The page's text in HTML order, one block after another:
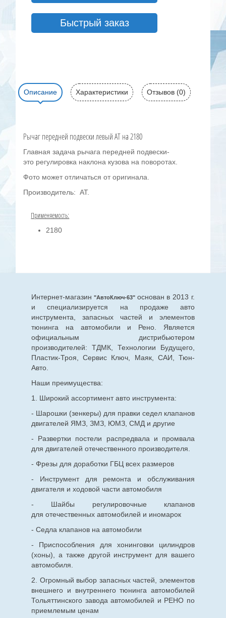
Быстрый заказ
Описание Характеристики Отзывов (0)
Рычаг передней подвески левый AT на 2180
Главная задача рычага передней подвески-
это регулировка наклона кузова на поворотах.
Фото может отличаться от оригинала.
Производитель: AT.
Применяемость:
2180
Интернет-магазин "АвтоКлюч-63" основан в 2013 г.
и специализируется на продаже авто
инструмента, запасных частей и элементов
тюнинга на автомобили и Рено. Является
официальным дистрибьютером
производителей: ТДМК, Технологии Будущего,
Пластик-Троя, Сервис Ключ, Маяк, САИ, Тюн-
Авто.
Наши преимущества:
1. Широкий ассортимент авто инструмента:
- Шарошки (зенкеры) для правки седел клапанов
двигателей ЯМЗ, ЗМЗ, ЮМЗ, СМД и другие
- Развертки постели распредвала и промвала
для двигателей отечественного производителя.
- Фрезы для доработки ГБЦ всех размеров
- Инструмент для ремонта и обслуживания
двигателя и ходовой части автомобиля
- Шайбы регулировочные клапанов
для отечественныхавтомобилей и иномарок
- Седла клапанов на автомобили
- Приспособления для хонинговки цилиндров
(хоны), а также другой инструмент для вашего
автомобиля.
2. Огромный выбор запасных частей, элементов
внешнего и внутреннего тюнинга автомобилей
Тольяттинского завода автомобилей и РЕНО по
приемлемым ценам